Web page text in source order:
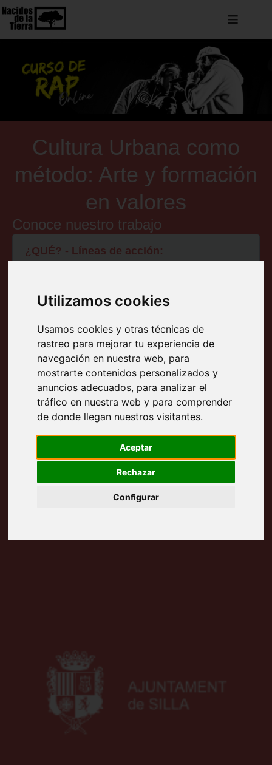
Utilizamos cookies
Usamos cookies y otras técnicas de
rastreo para mejorar tu experiencia de
navegación en nuestra web, para
mostrarte contenidos personalizados y
anuncios adecuados, para analizar el
tráfico en nuestra web y para comprender
de donde llegan nuestros visitantes.
Aceptar
Rechazar
Configurar
≡
Cultura Urbana como
método: Arte y formación
en valores
Conoce nuestro trabajo
¿ QUÉ? - Líneas de acción:
DÓNDE? – entidades y lugares:
Algunas entidades con las que ya
hemos trabajado:
Hemos trabajado con entidades como Campus
Ministerio de Cultura del Perú, Centro Cultural El
Británico (Perú), ONG Música para el autismo,
Asamblea de Cooperación por la Paz,
Secretariado Gitano, Colectivo LGTB+ Lambda,
entre otras, así como con Concejalías de: